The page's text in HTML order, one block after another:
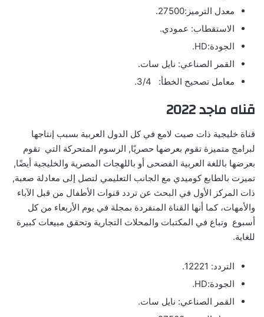
معدل الترميز:27500.
الاستقطاب: عمودي.
الجودة:HD.
القمر الصناعي: نايل سات.
معامل تصحيح الخطأ: 3/4.
قناه ماجد 2022
قناة خليجية ذات صيت لامع في كل الدول العربية بسبب إنتاجها
لبرامج متميزة تقوم بعرضها حصريًا, الرسوم المتحركة التي تقوم
بعرضها باللغة العربية الفصحى أو باللهجات المصرية والخليجية أيضًا,
تميزت بالطابع كوميدي مع الجانب التعليمي لتصل إلى معادلة صعبة,
ذات المركز الأول في البحث عن تردد قنوات الأطفال من قبل الآباء
والأمهات، كما أنها القناة المنفردة بمجلة في يوم الأربعاء من كل
أسبوع وتباع في المكتبات والمحلات التجارية وتحقق مبيعات كبيرة
للغاية.
التردد: 12221.
الجودة:HD.
القمر الصناعي: نايل سات.